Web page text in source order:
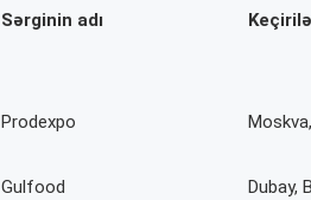
Sərginin adı
Prodexpo
Gulfood Dubay,